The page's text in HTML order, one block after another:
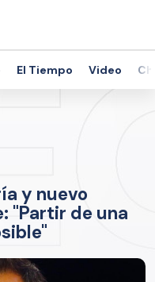
El Tiempo Video
y nuevo
"Partir de una